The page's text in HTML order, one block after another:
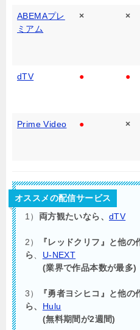
ABEMAプレ
ミアム
× ×
dTV ● ●
Prime Video ● ×
オススメの配信サービス
1） 両方観たいなら、dTV
2）
『レッドクリフ』と他
ら、 U-NEXT
(業界で作品本数が最多)
3）
『勇者ヨシヒコ』と他
ら、 Hulu
(無料期間が2週間)